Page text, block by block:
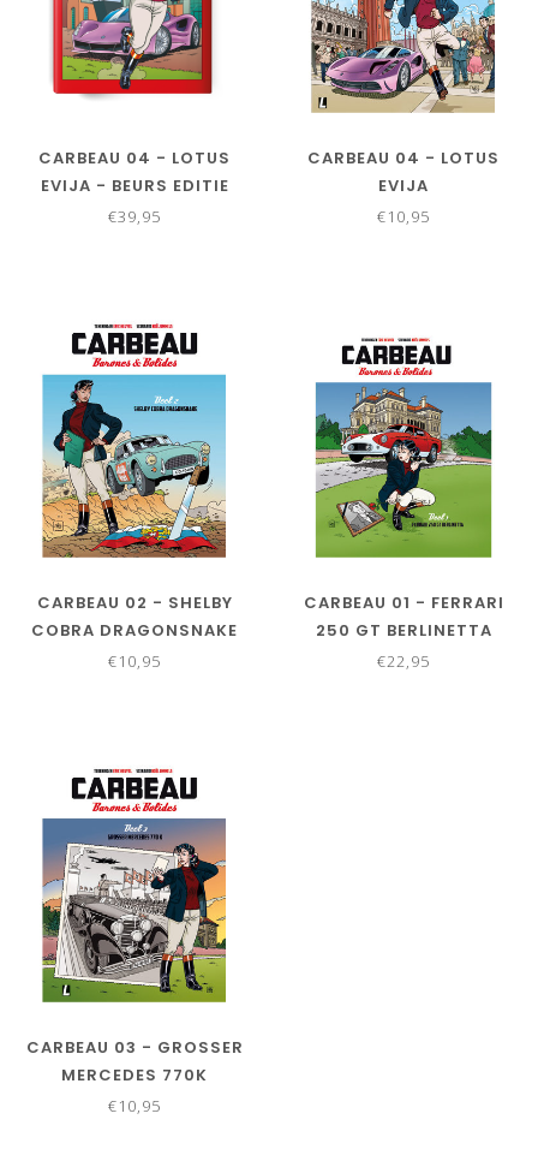
CARBEAU 04 - LOTUS
EVIJA - BEURS EDITIE
€39,95
CARBEAU 04 - LOTUS
EVIJA
€10,95
CARBEAU 02 - SHELBY
COBRA DRAGONSNAKE
€10,95
CARBEAU 01 - FERRARI
250 GT BERLINETTA
€22,95
CARBEAU 03 - GROSSER
MERCEDES 770K
€10,95